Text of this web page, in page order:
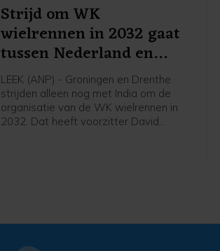
Strijd om WK
wielrennen in 2032 gaat
tussen Nederland en
India
LEEK (ANP) - Groningen en Drenthe
strijden alleen nog met India om de
organisatie van de WK wielrennen in
2032. Dat heeft voorzitter David
van de zwaarste tegenkandidaten".